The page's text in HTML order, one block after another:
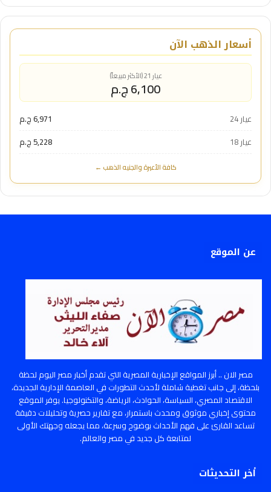
أسعار الذهب الآن
عيار 21 (الأكثر مبيعاً)
6,100 ج.م
عيار 24
6,971 ج.م
عيار 18
5,228 ج.م
كافة الأعيرة والجنيه الذهب ←
عن الموقع
مصر الان .. أبرز المواقع الإخبارية المصرية التي تقدم أخبار مصر اليوم لحظة
بلحظة، إلى جانب تغطية شاملة لأحدث التطورات في العاصمة الإدارية الجديدة،
الاقتصاد المصري، السياسة، الحوادث، الرياضة، والتكنولوجيا. يوفر الموقع
محتوى إخباري موثوق ومحدث باستمرار، مع تقارير حصرية وتحليلات دقيقة
تساعد القارئ على فهم الأحداث بوضوح وسرعة، مما يجعله وجهتك الأولى
لمتابعة كل جديد في مصر والعالم.
أخر التحديثات